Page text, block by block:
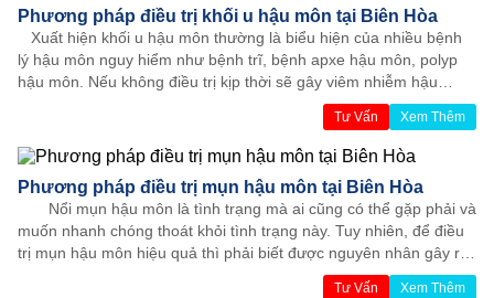
Phương pháp điều trị khối u hậu môn tại Biên Hòa
Xuất hiện khối u hậu môn thường là biểu hiện của nhiều bệnh
lý hậu môn nguy hiểm như bệnh trĩ, bệnh apxe hậu môn, polyp
hậu môn. Nếu không điều trị kịp thời sẽ gây viêm nhiễm hậu
môn, lở loét hậu môn, phiền phức sinh hoạt hàng ngày và rối
loạn chức năng của hậu môn. Vậy phương pháp nào điều trị khối
u hậu môn tại Biên Hòa hiệu quả. Câu trả lời đã có trong bài viết
sau.
Tư Vấn Xem Thêm
Phương pháp điều trị mụn hậu môn tại Biên Hòa
Nổi mụn hậu môn là tình trạng mà ai cũng có thể gặp phải và
muốn nhanh chóng thoát khỏi tình trạng này. Tuy nhiên, để điều
trị mụn hậu môn hiệu quả thì phải biết được nguyên nhân gây ra,
bệnh tình từng người, từ đó mới áp dụng phác đồ thích hợp.
Tư Vấn Xem Thêm